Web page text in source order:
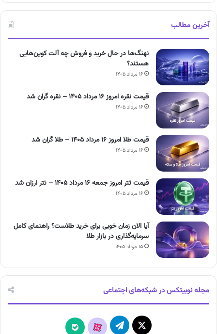
آخرین مطالب
نهنگ‌ها در حال خرید و فروش چه آلت کوین‌هایی
هستند؟
۱۶ مرداد ۱۴۰۵
قیمت نقره امروز ۱۶ مرداد ۱۴۰۵ – نقره گران شد
۱۶ مرداد ۱۴۰۵
قیمت طلا امروز ۱۶ مرداد ۱۴۰۵ – طلا گران شد
۱۶ مرداد ۱۴۰۵
قیمت تتر امروز جمعه ۱۶ مرداد ۱۴۰۵ – تتر ارزان شد
۱۶ مرداد ۱۴۰۵
آیا الان زمان خوبی برای خرید طلاست؟ راهنمای کامل
سرمایه‌گذاری در بازار طلا
۱۵ مرداد ۱۴۰۵
مجله نوبیتکس در شبکه‌های اجتماعی
X تلگرام آپارات بله